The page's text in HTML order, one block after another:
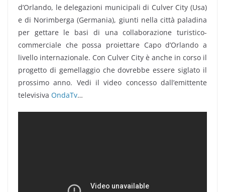
d’Orlando, le delegazioni municipali di Culver City (Usa)
e di Norimberga (Germania), giunti nella città paladina
per gettare le basi di una collaborazione turistico-
commerciale che possa proiettare Capo d’Orlando a
livello internazionale. Con Culver City è anche in corso il
progetto di gemellaggio che dovrebbe essere siglato il
prossimo anno. Vedi il video concesso dall’emittente
televisiva OndaTv…